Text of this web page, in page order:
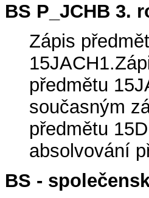
BS P_JCHB 3.
Zápis
předmětu
současným
předmětu
absolvování
BS -